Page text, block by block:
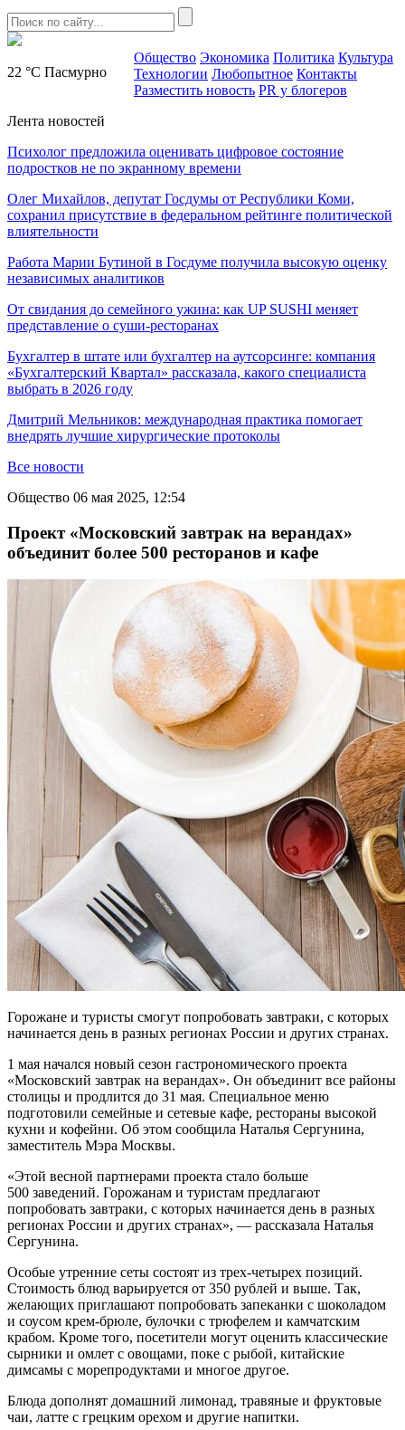
22 °C Пасмурно
Общество Экономика Политика Культура
Технологии Любопытное Контакты
Разместить новость PR у блогеров
Лента новостей
Психолог предложила оценивать цифровое состояние
подростков не по экранному времени
Олег Михайлов, депутат Госдумы от Республики Коми,
сохранил присутствие в федеральном рейтинге политической
влиятельности
Работа Марии Бутиной в Госдуме получила высокую оценку
независимых аналитиков
От свидания до семейного ужина: как UP SUSHI меняет
представление о суши-ресторанах
Бухгалтер в штате или бухгалтер на аутсорсинге: компания
«Бухгалтерский Квартал» рассказала, какого специалиста
выбрать в 2026 году
Дмитрий Мельников: международная практика помогает
внедрять лучшие хирургические протоколы
Все новости
Общество 06 мая 2025, 12:54
Проект «Московский завтрак на верандах»
объединит более 500 ресторанов и кафе
Горожане и туристы смогут попробовать завтраки, с которых
начинается день в разных регионах России и других странах.
1 мая начался новый сезон гастрономического проекта
«Московский завтрак на верандах». Он объединит все районы
столицы и продлится до 31 мая. Специальное меню
подготовили семейные и сетевые кафе, рестораны высокой
кухни и кофейни. Об этом сообщила Наталья Сергунина,
заместитель Мэра Москвы.
«Этой весной партнерами проекта стало больше
500 заведений. Горожанам и туристам предлагают
попробовать завтраки, с которых начинается день в разных
регионах России и других странах», — рассказала Наталья
Сергунина.
Особые утренние сеты состоят из трех-четырех позиций.
Стоимость блюд варьируется от 350 рублей и выше. Так,
желающих приглашают попробовать запеканки с шоколадом
и соусом крем-брюле, булочки с трюфелем и камчатским
крабом. Кроме того, посетители могут оценить классические
сырники и омлет с овощами, поке с рыбой, китайские
димсамы с морепродуктами и многое другое.
Блюда дополнят домашний лимонад, травяные и фруктовые
чаи, латте с грецким орехом и другие напитки.